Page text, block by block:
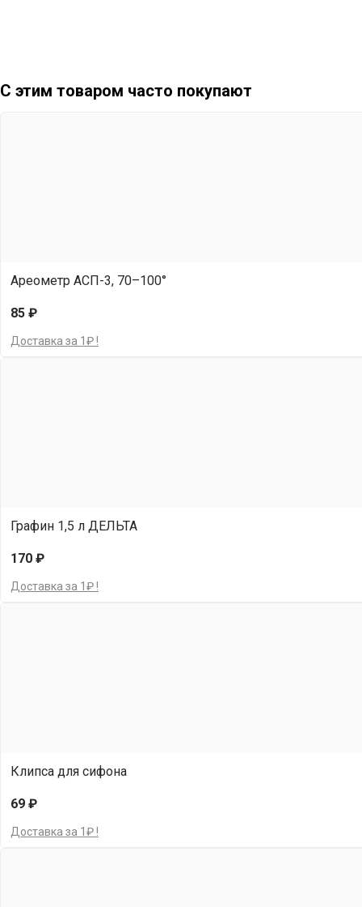
С этим товаром часто покупают
Ареометр АСП-3, 70–100°
85 ₽
Доставка за 1₽ !
Графин 1,5 л ДЕЛЬТА
170 ₽
Доставка за 1₽ !
Клипса для сифона
69 ₽
Доставка за 1₽ !